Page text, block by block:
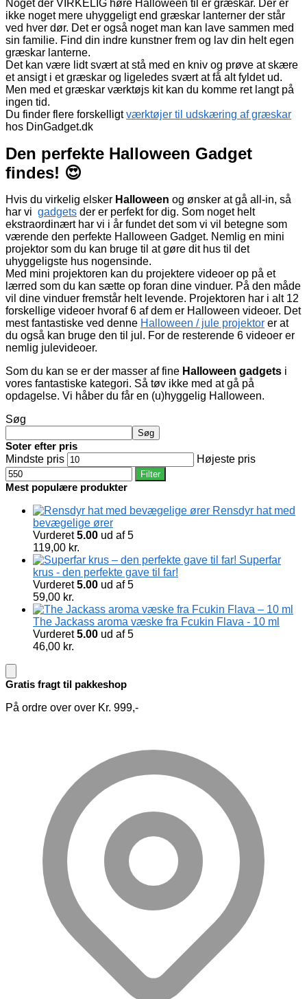
Noget der VIRKELIG høre Halloween til er græskar. Der er
ikke noget mere uhyggeligt end græskar lanterner der står
ved hver dør. Det er også noget man kan lave sammen med
sin familie. Find din indre kunstner frem og lav din helt egen
græskar lanterne.
Det kan være lidt svært at stå med en kniv og prøve at skære
et ansigt i et græskar og ligeledes svært at få alt fyldet ud.
Men med et græskar værktøjs kit kan du komme ret langt på
ingen tid.
Du finder flere forskelligtværktøjer til udskæring af græskar
hos DinGadget.dk
Den perfekte Halloween Gadget
findes! 😍
Hvis du virkelig elsker Halloween og ønsker at gå all-in, så
har vi gadgets der er perfekt for dig. Som noget helt
ekstraordinært har vi i år fundet det som vi vil betegne som
værende den perfekte Halloween Gadget. Nemlig en mini
projektor som du kan bruge til at gøre dit hus til det
uhyggeligste hus nogensinde.
Med mini projektoren kan du projektere videoer op på et
lærred som du kan sætte op foran dine vinduer. På den måde
vil dine vinduer fremstår helt levende. Projektoren har i alt 12
forskellige videoer hvoraf 6 af dem er Halloween videoer. Det
mest fantastiske ved denne Halloween / jule projektor er at
du også kan bruge den til jul. For de resterende 6 videoer er
nemlig julevideoer.
Som du kan se er der masser af fine Halloween gadgets i
vores fantastiske kategori. Så tøv ikke med at gå på
opdagelse. Vi håber du får en (u)hyggelig Halloween.
Søg
Søg
Soter efter pris
Mindste pris
Højeste pris
Filter
Mest populære produkter
Rensdyr hat med
bevægelige ører
Vurderet5.00 ud af 5
119,00 kr.
Superfar
krus - den perfekte gave til far!
Vurderet5.00 ud af 5
59,00 kr.
The Jackass aroma væske fra Fcukin Flava - 10 ml
Vurderet5.00 ud af 5
46,00 kr.
Gratis fragt til pakkeshop
På ordre over over Kr. 999,-